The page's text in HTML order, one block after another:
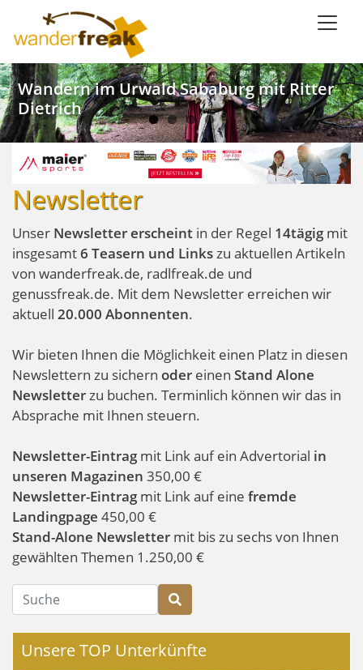
Wandern im Urwald Sababurg mit Ritter
Dietrich
Wandern mit Meerblick in Ligurien
Weinwandern im Lieblichen Taubertal
Kanu SaarFari im Wiltinger Saarbogen
Newsletter
Unser Newsletter erscheint in der Regel 14tägigmit
insgesamt6 Teasern und Linkszu aktuellen Artikeln
von wanderfreak.de, radlfreak.de und
genussfreak.de. Mit dem Newsletter erreichen wir
aktuell 20.000 Abonnenten.
Wir bieten Ihnen die Möglichkeit einen Platz in diesen
Newslettern zu sichern oder einen Stand Alone
Newsletterzu buchen. Terminlich können wir das in
Absprache mit Ihnen steuern.
Newsletter-Eintragmit Link auf ein Advertorial in
unseren Magazinen 350,00 €
Newsletter-Eintragmit Link auf eine fremde
Landingpage 450,00 €
Stand-Alone Newsletter mit bis zu sechs von Ihnen
gewählten Themen 1.250,00 €
Suche
Unsere TOP Unterkünfte